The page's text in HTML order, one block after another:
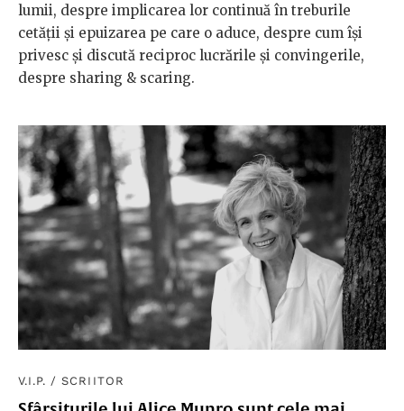
lumii, despre implicarea lor continuă în treburile
cetății și epuizarea pe care o aduce, despre cum își
privesc și discută reciproc lucrările și convingerile,
despre sharing & scaring.
V.I.P. /SCRIITOR